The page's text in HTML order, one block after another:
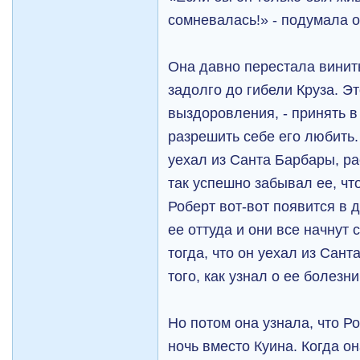
сомневалась!» - подумала
Она давно перестала
задолго до гибели Круза.
выздоровления, - принять
разрешить себе его
уехал из Санта Барбары,
так успешно забывал ее,
Роберт вот-вот появится в
ее оттуда и они все
тогда, что он уехал из
того, как узнал о ее
Но потом она узнала, что
ночь вместо Куина. Когда